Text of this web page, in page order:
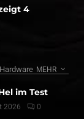
4
Hardware MEHR
im Test
2026 0